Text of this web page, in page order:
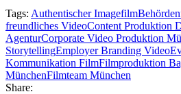
Tags: Authentischer Imagefilm
freundliches VideoContent Produktion
AgenturCorporate Video Produktion
StorytellingEmployer Branding Video
Kommunikation FilmFilmproduktion
MünchenFilmteam München
Share: